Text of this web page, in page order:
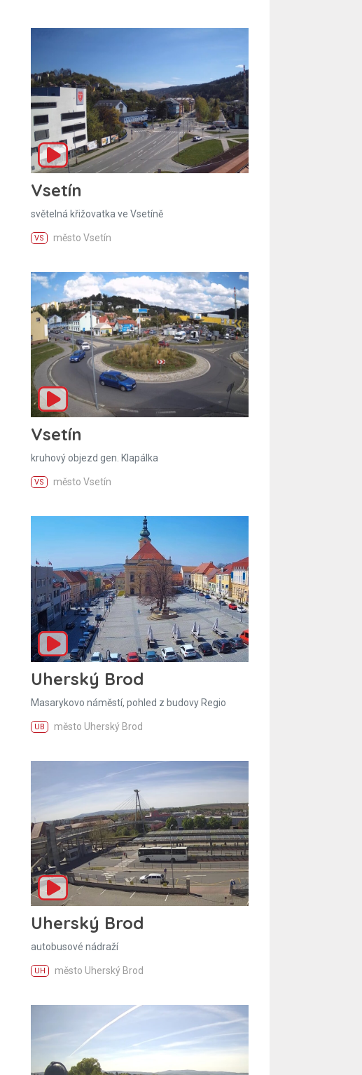
Vsetín
světelná křižovatka ve Vsetíně
VS město Vsetín
Vsetín
kruhový objezd gen. Klapálka
VS město Vsetín
Uherský Brod
Masarykovo náměstí, pohled z budovy Regio
UB město Uherský Brod
Uherský Brod
autobusové nádraží
UH město Uherský Brod